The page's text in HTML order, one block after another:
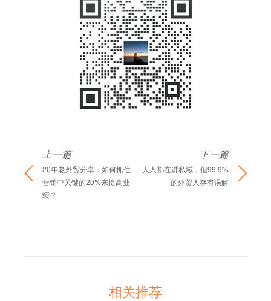
上一篇
20年老外贸分享：如何抓住
营销中关键的20%来提高业
绩？
下一篇
人人都在讲私域，但99.9%
的外贸人存有误解
相关推荐